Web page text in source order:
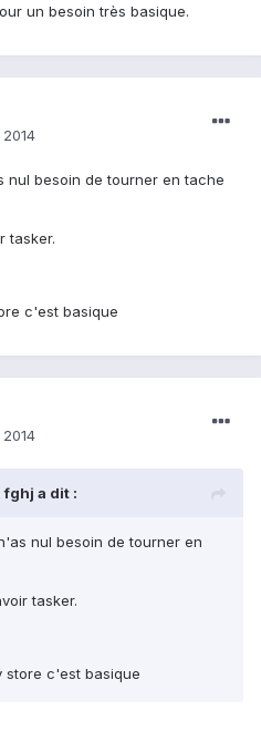
un besoin très basique.
besoin de tourner en tache
tasker.
c'est basique
fghj a dit :
nul besoin de tourner en
tasker.
store c'est basique